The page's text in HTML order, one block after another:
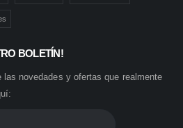
BOLETÍN!
las novedades y ofertas que realmente